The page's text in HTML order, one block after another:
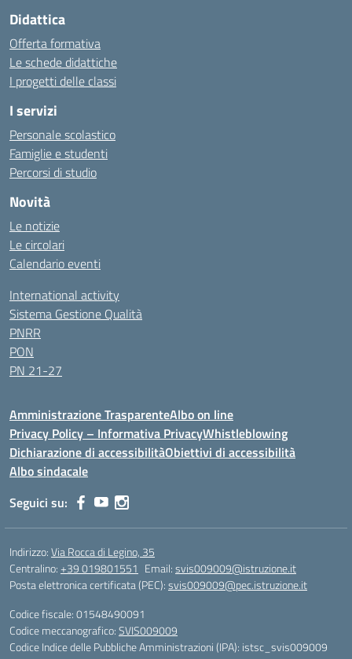
Didattica
Offerta formativa
Le schede didattiche
I progetti delle classi
I servizi
Personale scolastico
Famiglie e studenti
Percorsi di studio
Novità
Le notizie
Le circolari
Calendario eventi
International activity
Sistema Gestione Qualità
PNRR
PON
PN 21-27
Amministrazione TrasparenteAlbo on line
Privacy Policy – Informativa PrivacyWhistleblowing
Dichiarazione di accessibilitàObiettivi di accessibilità
Albo sindacale
Seguici su:
Indirizzo:Via Rocca di Legino, 35
Centralino:+39 019801551 Email:svis009009@istruzione.it
Posta elettronica certificata (PEC):svis009009@pec.istruzione.it
Codice fiscale: 01548490091
Codice meccanografico:SVIS009009
Codice Indice delle Pubbliche Amministrazioni (IPA): istsc_svis009009